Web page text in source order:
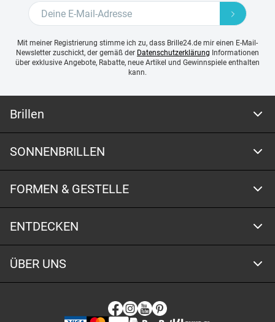
Mit meiner Registrierung stimme ich zu, dass Brille24.de mir einen E-Mail-
Newsletter zuschickt, der gemäß der Datenschutzerklärung Informationen
über exklusive Angebote, Rabatte, neue Artikel und Gewinnspiele enthalten
kann.
Brillen
SONNENBRILLEN
FORMEN & GESTELLE
ENTDECKEN
ÜBER UNS